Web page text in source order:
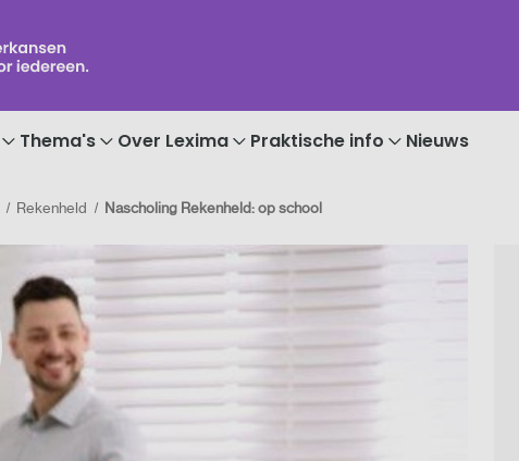
Thema's Over Lexima Praktische info Nieuws
Rekenheld Nascholing Rekenheld: op school